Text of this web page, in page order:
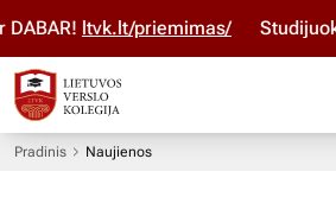
ltvk.lt/priemimas/
Pradinis Naujienos